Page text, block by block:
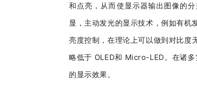
和点亮，从而使显示器输出图像的
显，主动发光的显示技术，例如有
亮度控制，在理论上可以做到对比度
略低于 OLED和 Micro-LED。在诸
的显示效果。